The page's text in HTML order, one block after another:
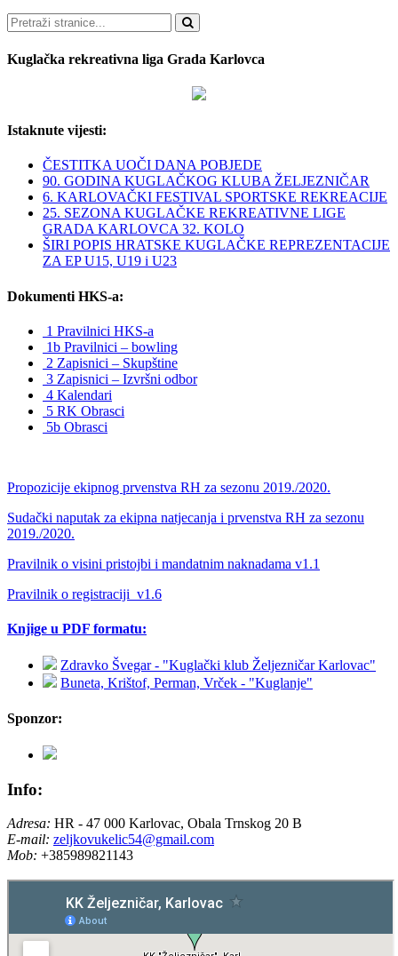
Pretraži
Kuglačka rekreativna liga Grada Karlovca
Istaknute vijesti:
ČESTITKA UOČI DANA POBJEDE
90. GODINA KUGLAČKOG KLUBA ŽELJEZNIČAR
6. KARLOVAČKI FESTIVAL SPORTSKE REKREACIJE
25. SEZONA KUGLAČKE REKREATIVNE LIGE
GRADA KARLOVCA 32. KOLO
ŠIRI POPIS HRATSKE KUGLAČKE REPREZENTACIJE
ZA EP U15, U19 i U23
Dokumenti HKS-a:
1 Pravilnici HKS-a
1b Pravilnici – bowling
2 Zapisnici – Skupštine
3 Zapisnici – Izvršni odbor
4 Kalendari
5 RK Obrasci
5b Obrasci
Propozicije ekipnog prvenstva RH za sezonu 2019./2020.
Sudački naputak za ekipna natjecanja i prvenstva RH za sezonu
2019./2020.
Pravilnik o visini pristojbi i mandatnim naknadama v1.1
Pravilnik o registraciji_v1.6
Knjige u PDF formatu:
Zdravko Švegar - "Kuglački klub Željezničar Karlovac"
Buneta, Krištof, Perman, Vrček - "Kuglanje"
Sponzor:
Info:
Adresa: HR - 47 000 Karlovac, Obala Trnskog 20 B
E-mail: zeljkovukelic54@gmail.com
Mob: +385989821143